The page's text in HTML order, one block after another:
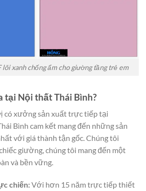
xanh chống ẩm cho giường tầng trẻ em
tại Nội thất Thái Bình?
có xưởng sản xuất trực tiếp tại
Bình cam kết mang đến những sản
với giá thành tận gốc. Chúng tôi
giường, chúng tôi mang đến một
và bền vững.
chiến:Với hơn 15 năm trực tiếp thiết